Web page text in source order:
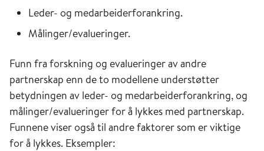
Leder- og medarbeiderforankring.
Målinger/evalueringer.
Funn fra forskning og evalueringer av andre
partnerskap enn de to modellene understøtter
betydningen av leder- og medarbeiderforankring, og
målinger/evalueringer for å lykkes med partnerskap.
Funnene viser også til andre faktorer som er viktige
for å lykkes. Eksempler: